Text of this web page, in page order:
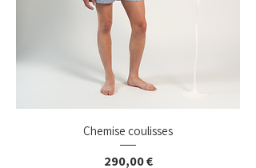
Chemise coulisses
Prix
290,00 €